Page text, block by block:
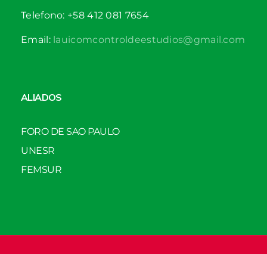
Telefono: +58 412 081 7654
Email:lauicomcontroldeestudios@gmail.com
ALIADOS
FORO DE SAO PAULO
UNESR
FEMSUR